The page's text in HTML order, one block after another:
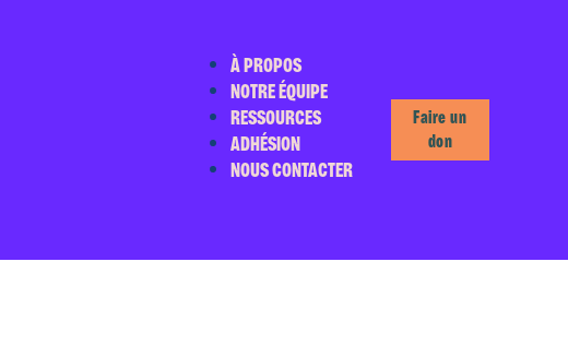
À PROPOS
NOTRE ÉQUIPE
RESSOURCES
ADHÉSION
NOUS CONTACTER
Faire un
don